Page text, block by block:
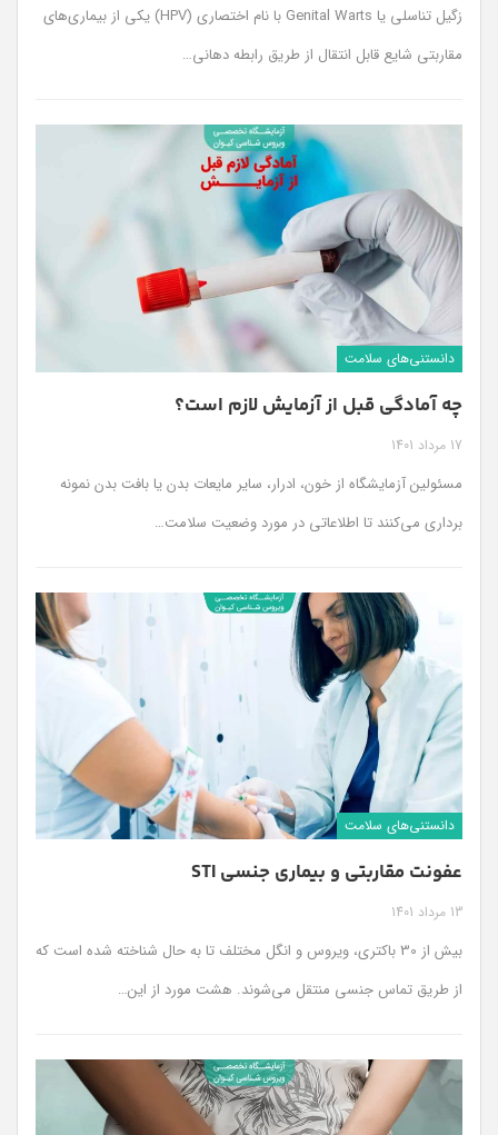
زگیل تناسلی یا Genital Warts با نام اختصاری (HPV) یکی از بیماری‌های
مقاربتی شایع قابل انتقال از طریق رابطه دهانی…
دانستنی‌های سلامت
چه آمادگی قبل از آزمایش لازم است؟
17 مرداد 1401
مسئولین آزمایشگاه از خون، ادرار، سایر مایعات بدن یا بافت بدن نمونه
برداری می‌کنند تا اطلاعاتی در مورد وضعیت سلامت…
دانستنی‌های سلامت
عفونت مقاربتی و بیماری جنسی STI
13 مرداد 1401
بیش از 30 باکتری، ویروس و انگل مختلف تا به حال شناخته شده است که
از طریق تماس جنسی منتقل می‌شوند. هشت مورد از این…